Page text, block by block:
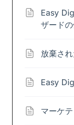
Easy
ザード
放棄さ
Easy
マーケ